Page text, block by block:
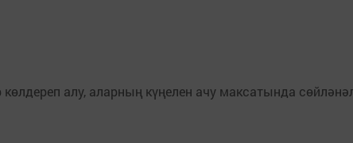
алу, аларның күңелен ачу максатында